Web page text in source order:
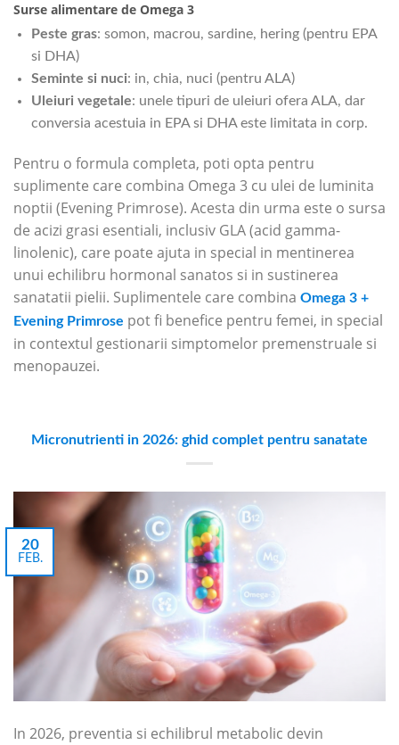
Surse alimentare de Omega 3
Peste gras: somon, macrou, sardine, hering (pentru EPA
si DHA)
Seminte si nuci: in, chia, nuci (pentru ALA)
Uleiuri vegetale: unele tipuri de uleiuri ofera ALA, dar
conversia acestuia in EPA si DHA este limitata in corp.
Pentru o formula completa, poti opta pentru
suplimente care combina Omega 3 cu ulei de luminita
noptii (Evening Primrose). Acesta din urma este o sursa
de acizi grasi esentiali, inclusiv GLA (acid gamma-
linolenic), care poate ajuta in special in mentinerea
unui echilibru hormonal sanatos si in sustinerea
sanatatii pielii. Suplimentele care combina Omega 3 +
Evening Primrose pot fi benefice pentru femei, in special
in contextul gestionarii simptomelor premenstruale si
menopauzei.
Micronutrienti in 2026: ghid complet pentru sanatate
20
FEB.
In 2026, preventia si echilibrul metabolic devin